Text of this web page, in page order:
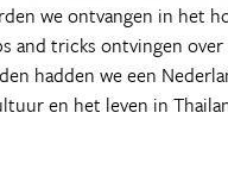
we ontvangen in het
and tricks ontvingen
hadden we een
en het leven in